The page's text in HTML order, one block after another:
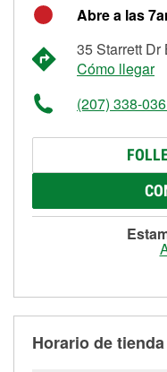
Abre a las
35 Starrett Dr
Cómo llegar
(207) 338-
Horario de tienda